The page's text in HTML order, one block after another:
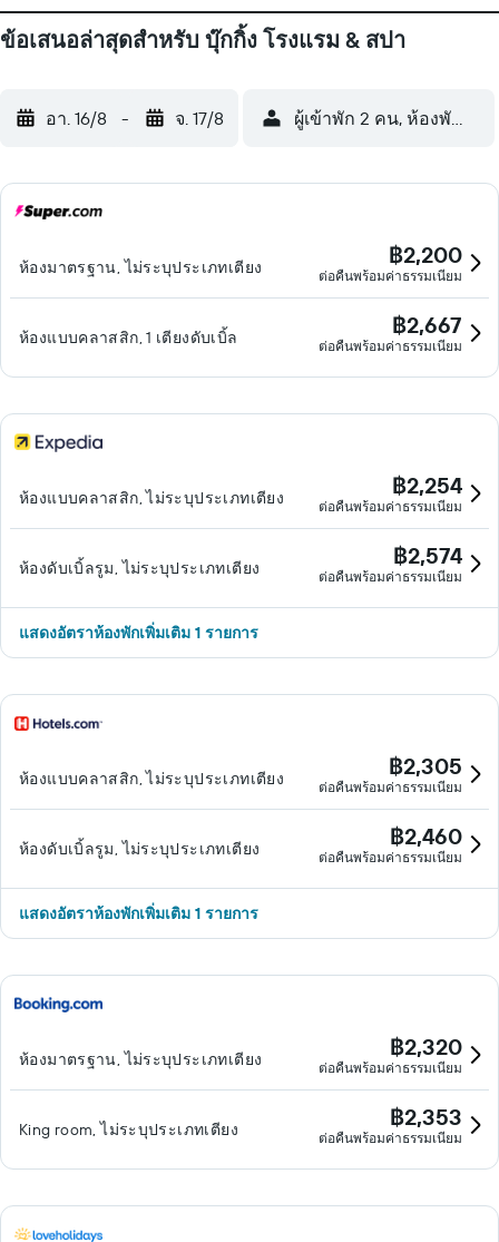
ความสะดวกด้านสันทนาการที่โรงแรม รวมถึง สนามเทนนิสกลาง
แจ้ง กิจกรรมนันทนาการที่ระบุด้านล่างนี้มีให้บริการภายใน
ข้อเสนอล่าสุดสำหรับ บุ๊กกิ้ง โรงแรม & สปา
อา. 16/8 - จ. 17/8 ผู้เข้าพัก 2 คน, ห้องพัก 1 ห้
ห้องมาตรฐาน, ไม่ระบุประเภทเตียง ฿2,200
ต่อคืนพร้อมค่าธรรมเนียม
ห้องแบบคลาสสิก, 1 เตียงดับเบิ้ล ฿2,667
ต่อคืนพร้อมค่าธรรมเนียม
ห้องแบบคลาสสิก, ไม่ระบุประเภทเตียง ฿2,254
ต่อคืนพร้อมค่าธรรมเนียม
ห้องดับเบิ้ลรูม, ไม่ระบุประเภทเตียง ฿2,574
ต่อคืนพร้อมค่าธรรมเนียม
แสดงอัตราห้องพักเพิ่มเติม 1 รายการ
ห้องแบบคลาสสิก, ไม่ระบุประเภทเตียง ฿2,305
ต่อคืนพร้อมค่าธรรมเนียม
ห้องดับเบิ้ลรูม, ไม่ระบุประเภทเตียง ฿2,460
ต่อคืนพร้อมค่าธรรมเนียม
แสดงอัตราห้องพักเพิ่มเติม 1 รายการ
ห้องมาตรฐาน, ไม่ระบุประเภทเตียง ฿2,320
ต่อคืนพร้อมค่าธรรมเนียม
King room, ไม่ระบุประเภทเตียง ฿2,353
ต่อคืนพร้อมค่าธรรมเนียม